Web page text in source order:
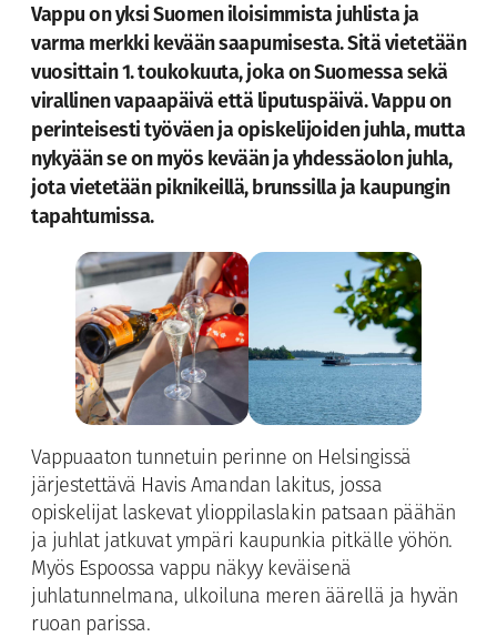
Vappu on yksi Suomen iloisimmista juhlista ja
varma merkki kevään saapumisesta. Sitä vietetään
vuosittain 1. toukokuuta, joka on Suomessa sekä
virallinen vapaapäivä että liputuspäivä. Vappu on
perinteisesti työväen ja opiskelijoiden juhla, mutta
nykyään se on myös kevään ja yhdessäolon juhla,
jota vietetään piknikeillä, brunssilla ja kaupungin
tapahtumissa.
Vappuaaton tunnetuin perinne on Helsingissä
järjestettävä Havis Amandan lakitus, jossa
opiskelijat laskevat ylioppilaslakin patsaan päähän
ja juhlat jatkuvat ympäri kaupunkia pitkälle yöhön.
Myös Espoossa vappu näkyy keväisenä
juhlatunnelmana, ulkoiluna meren äärellä ja hyvän
ruoan parissa.